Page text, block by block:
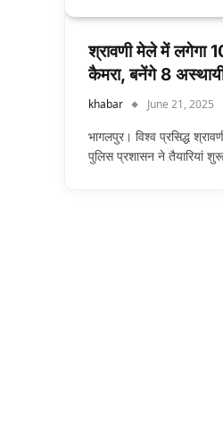
श्रावणी मेले में लगेगा
कैमरा, बनेंगे 8
khabar June 21, 2025
भागलपुर। विश्व प्रसिद्ध
पुलिस प्रशासन ने तैयारियां